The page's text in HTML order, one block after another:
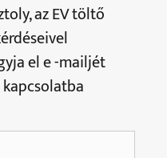
az EV töltő
el e -mailjét